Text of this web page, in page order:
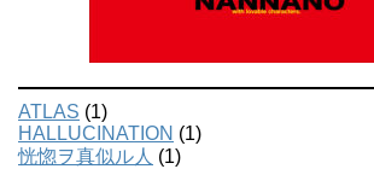
ATLAS (1)
HALLUCINATION (1)
恍惚ヲ真似ル人 (1)